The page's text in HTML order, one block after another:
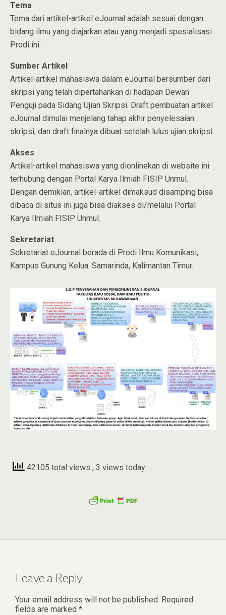
Tema
Tema dari artikel-artikel eJournal adalah sesuai dengan
bidang ilmu yang diajarkan atau yang menjadi spesialisasi
Prodi ini.
Sumber Artikel
Artikel-artikel mahasiswa dalam eJournal bersumber dari
skripsi yang telah dipertahankan di hadapan Dewan
Penguji pada Sidang Ujian Skripsi. Draft pembuatan artikel
eJournal dimulai menjelang tahap akhir penyelesaian
skripsi, dan draft finalnya dibuat setelah lulus ujian skripsi.
Akses
Artikel-artikel mahasiswa yang dionlinekan di website ini
terhubung dengan Portal Karya Ilmiah FISIP Unmul.
Dengan demikian, artikel-artikel dimaksud disamping bisa
dibaca di situs ini juga bisa diakses di/melalui Portal
Karya Ilmiah FISIP Unmul.
Sekretariat
Sekretariat eJournal berada di Prodi Ilmu Komunikasi,
Kampus Gunung Kelua. Samarinda, Kalimantan Timur.
42105 total views , 3 views today
Leave a Reply
Your email address will not be published. Required
fields are marked *